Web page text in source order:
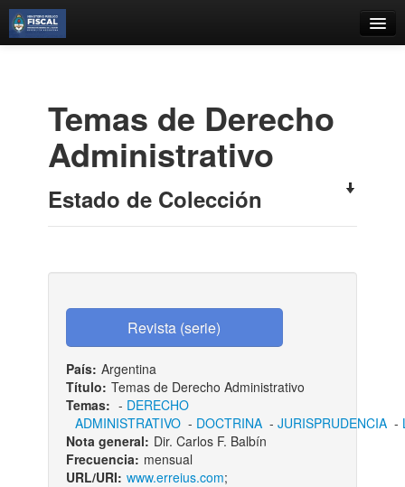
Estantes Virtuales
Contacto
Temas de Derecho
Administrativo
Estado de Colección
País: Argentina
Título: Temas de Derecho Administrativo
Temas: - DERECHO
ADMINISTRATIVO- DOCTRINA- JURISPRUDENCIA-
Nota general: Dir. Carlos F. Balbín
Frecuencia: mensual
URL/URI: www.erreius.com;